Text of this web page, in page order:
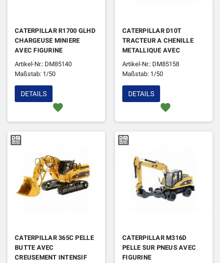
CATERPILLAR R1700 GLHD
CHARGEUSE MINIERE
AVEC FIGURINE
Artikel-Nr.: DM85140
Maßstab: 1/50
favorite
DETAILS
CATERPILLAR D10T
TRACTEUR A CHENILLE
METALLIQUE AVEC
FIGURINE
Artikel-Nr.: DM85158
Maßstab: 1/50
favorite
DETAILS
CATERPILLAR 365C PELLE
BUTTE AVEC
CREUSEMENT INTENSIF
CATERPILLAR M316D
PELLE SUR PNEUS AVEC
FIGURINE